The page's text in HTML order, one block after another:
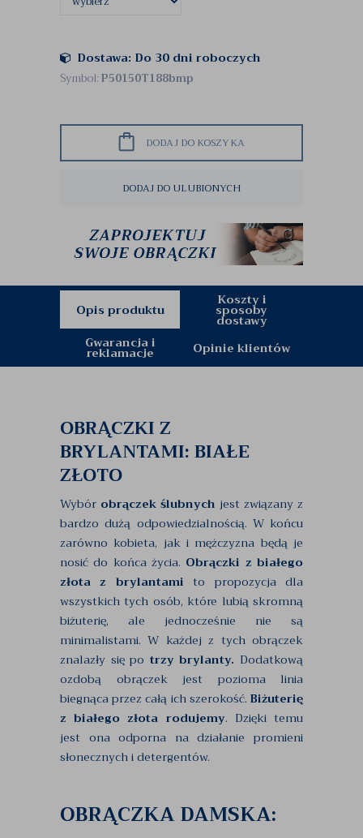
Dostawa: Do 30 dni roboczych
Symbol:P50150T188bmp
DODAJ DO KOSZYKA
DODAJ DO ULUBIONYCH
Opis produktu
Koszty i
sposoby
dostawy
Gwarancja i
reklamacje Opinie klientów
OBRĄCZKI Z
BRYLANTAMI: BIAŁE
ZŁOTO
Wybór obrączek ślubnych jest związany z
bardzo dużą odpowiedzialnością. W końcu
zarówno kobieta, jak i mężczyzna będą je
nosić do końca życia. Obrączki z białego
złota z brylantami to propozycja dla
wszystkich tych osób, które lubią skromną
biżuterię, ale jednocześnie nie są
minimalistami. W każdej z tych obrączek
znalazły się po trzy brylanty. Dodatkową
ozdobą obrączek jest pozioma linia
biegnąca przez całą ich szerokość. Biżuterię
z białego złota rodujemy. Dzięki temu
jest ona odporna na działanie promieni
słonecznych i detergentów.
OBRĄCZKA DAMSKA: